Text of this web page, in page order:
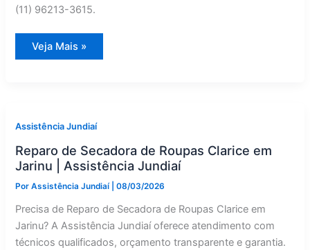
(11) 96213-3615.
Manutenção
Preventiva
Jarinu
|
Assistência
Jundiaí
Veja Mais »
Assistência Jundiaí
Reparo de Secadora de Roupas Clarice em
Jarinu | Assistência Jundiaí
PorAssistência Jundiaí |08/03/2026
Precisa de Reparo de Secadora de Roupas Clarice em
Jarinu? A Assistência Jundiaí oferece atendimento com
técnicos qualificados, orçamento transparente e garantia.